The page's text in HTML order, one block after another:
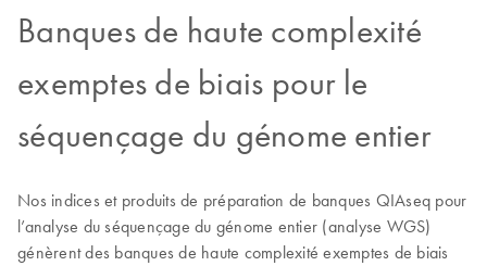
Banques de haute complexité
exemptes de biais pour le
séquençage du génome entier
Nos indices et produits de préparation de banques QIAseq pour
l’analyse du séquençage du génome entier (analyse WGS)
génèrent des banques de haute complexité exemptes de biais